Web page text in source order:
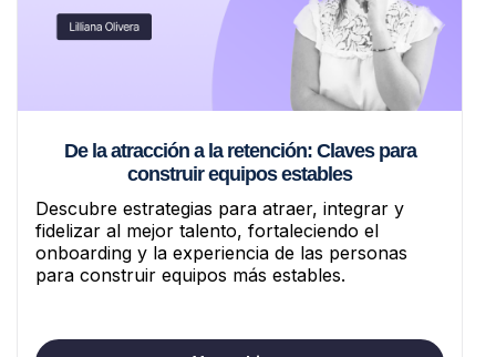
De la atracción a la retención: Claves para
construir equipos estables
Descubre estrategias para atraer, integrar y
fidelizar al mejor talento, fortaleciendo el
onboarding y la experiencia de las personas
para construir equipos más estables.